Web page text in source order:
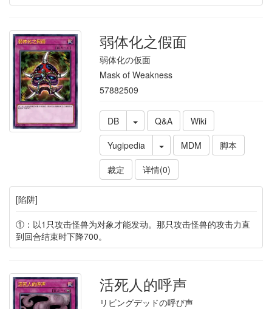
弱体化之假面
弱体化の仮面
Mask of Weakness
57882509
DB Q&A
Wiki
Yugipedia
MDM
脚本
裁定
详情(0)
[陷阱]
①：以1只攻击怪兽为对象才能发动。那只攻击怪兽的攻击力直
到回合结束时下降700。
活死人的呼声
リビングデッドの呼び声